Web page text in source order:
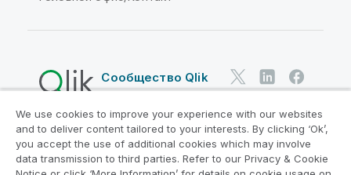
Сообщество Qlik
Юридические соглашения
Условия использования продуктов
Legal Policies
Юридические положения
We use cookies to improve your experience with our websites
and to deliver content tailored to your interests. By clicking ‘Ok’,
you accept the use of additional cookies which may involve
data transmission to third parties. Refer to our Privacy & Cookie